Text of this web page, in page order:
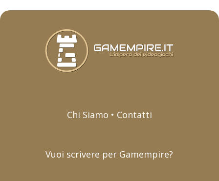
Chi Siamo • Contatti
Vuoi scrivere per Gamempire?